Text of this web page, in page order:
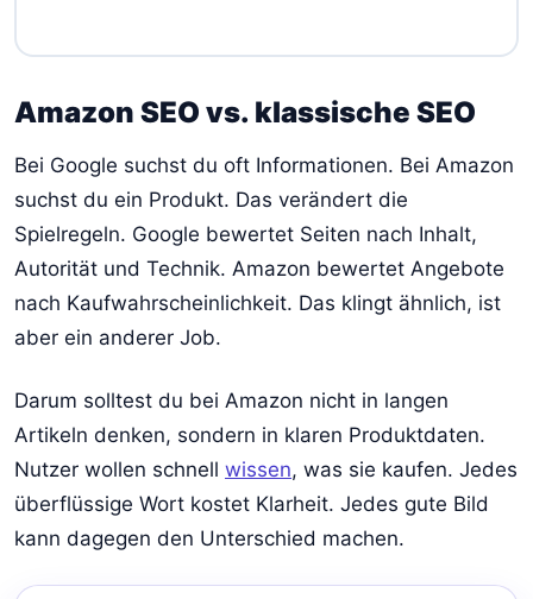
Amazon SEO vs. klassische SEO
Bei Google suchst du oft Informationen. Bei Amazon
suchst du ein Produkt. Das verändert die
Spielregeln. Google bewertet Seiten nach Inhalt,
Autorität und Technik. Amazon bewertet Angebote
nach Kaufwahrscheinlichkeit. Das klingt ähnlich, ist
aber ein anderer Job.
Darum solltest du bei Amazon nicht in langen
Artikeln denken, sondern in klaren Produktdaten.
Nutzer wollen schnell wissen, was sie kaufen. Jedes
überflüssige Wort kostet Klarheit. Jedes gute Bild
kann dagegen den Unterschied machen.